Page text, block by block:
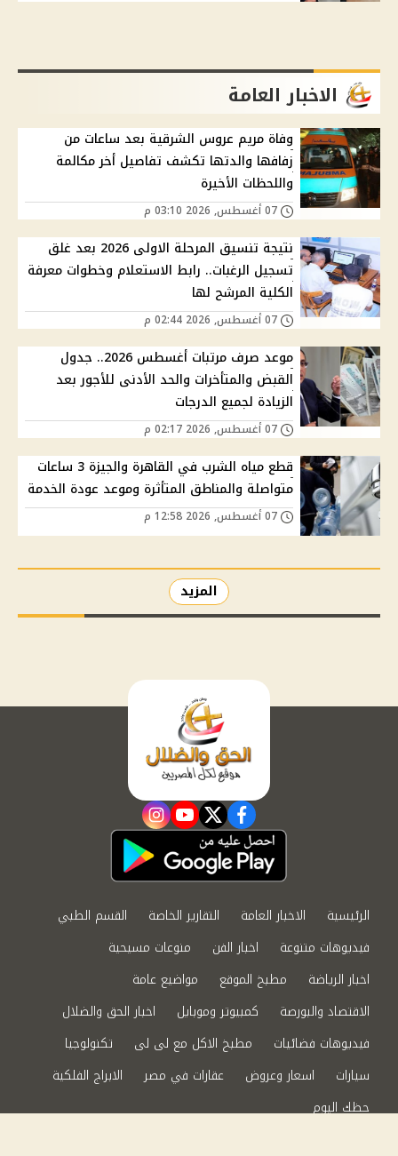
الاخبار العامة
وفاة مريم عروس الشرقية بعد ساعات من
زفافها والدتها تكشف تفاصيل أخر مكالمة
واللحظات الأخيرة
نتيجة تنسيق المرحلة الاولى 2026 بعد غلق
تسجيل الرغبات.. رابط الاستعلام وخطوات معرفة
الكلية المرشح لها
موعد صرف مرتبات أغسطس 2026.. جدول
القبض والمتأخرات والحد الأدنى للأجور بعد
الزيادة لجميع الدرجات
قطع مياه الشرب في القاهرة والجيزة 3 ساعات
متواصلة والمناطق المتأثرة وموعد عودة الخدمة
المزيد
facebook
twitter
youtube
instagram
الرئيسية الاخبار العامة التقارير الخاصة
القسم الطبي
فيديوهات متنوعة
اخبار الفن
منوعات مسيحية
اخبار الرياضة
مطبخ الموقع
مواضيع عامة
الاقتصاد والبورصة
كمبيوتر وموبايل
اخبار الحق والضلال
فيديوهات فضائيات
مطبخ الاكل مع لى لى
تكنولوجيا
سيارات
اسعار وعروض عقارات في مصر
الابراج الفلكية
حظك اليوم